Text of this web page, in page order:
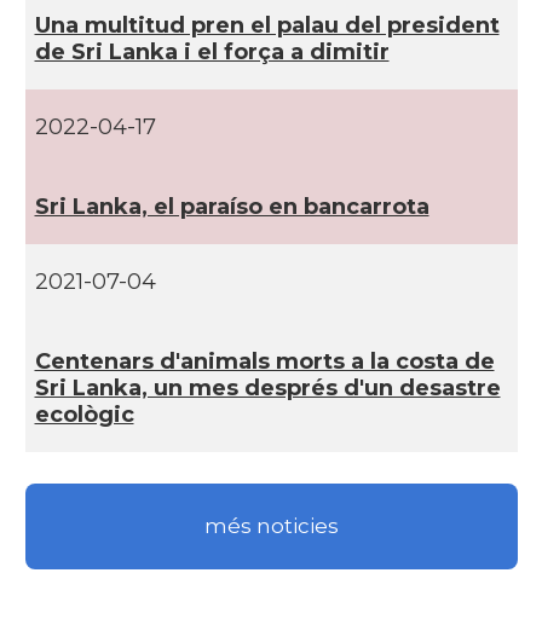
Una multitud pren el palau del president
de Sri Lanka i el força a dimitir
2022-04-17
Sri Lanka, el paraí­so en bancarrota
2021-07-04
Centenars d'animals morts a la costa de
Sri Lanka, un mes després d'un desastre
ecològic
més noticies